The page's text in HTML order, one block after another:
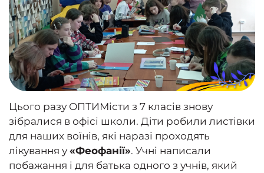
Цього разу ОПТИМісти з 7 класів знову
зібралися в офісі школи. Діти робили листівки
для наших воїнів, які наразі проходять
лікування у«Феофанії». Учні написали
побажання і для батька одного з учнів, який